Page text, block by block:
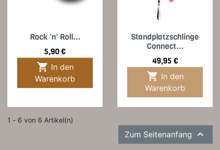
Rock 'n' Roll...
Preis
5,90 €

Warenkorb
Standplatzschlinge
Connect...
Preis
49,95 €

Warenkorb
1 - 6 von 6 Artikel(n)
Zum Seitenanfang 